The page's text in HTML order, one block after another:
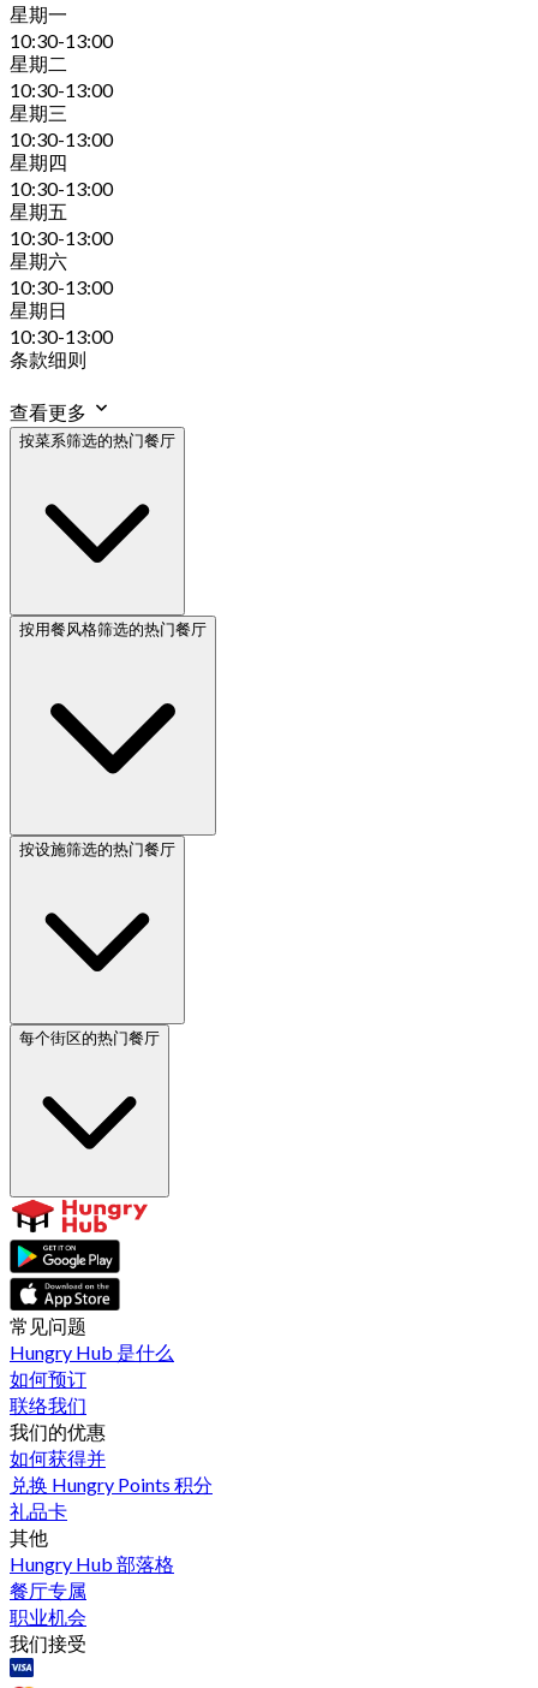
星期一
10:30-13:00
星期二
10:30-13:00
星期三
10:30-13:00
星期四
10:30-13:00
星期五
10:30-13:00
星期六
10:30-13:00
星期日
10:30-13:00
条款细则
查看更多
按菜系筛选的热门餐厅
按用餐风格筛选的热门餐厅
按设施筛选的热门餐厅
每个街区的热门餐厅
常见问题
Hungry Hub 是什么
如何预订
联络我们
我们的优惠
如何获得并
兑换 Hungry Points 积分
礼品卡
其他
Hungry Hub 部落格
餐厅专属
职业机会
我们接受